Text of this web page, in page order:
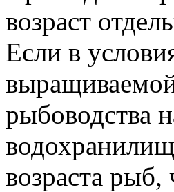
возраст
Если в
рыбоводства
возраста рыб,